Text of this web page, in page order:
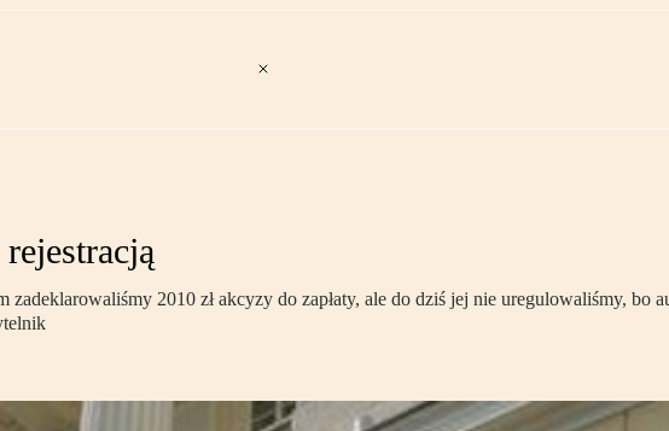
2010 zł akcyzy do zapłaty, ale do dziś jej nie uregulowaliśmy, bo